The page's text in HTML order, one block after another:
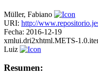
Müller, Fabiano
URI: http://
Fecha: 2016-12-19
xmlui.dri2xhtml.METS-
Luiz
Resumen: